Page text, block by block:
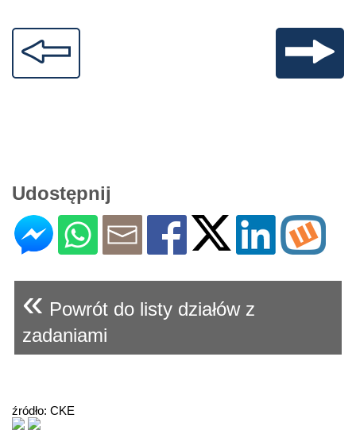
Udostępnij
« Powrót do listy działów z
zadaniami
źródło: CKE